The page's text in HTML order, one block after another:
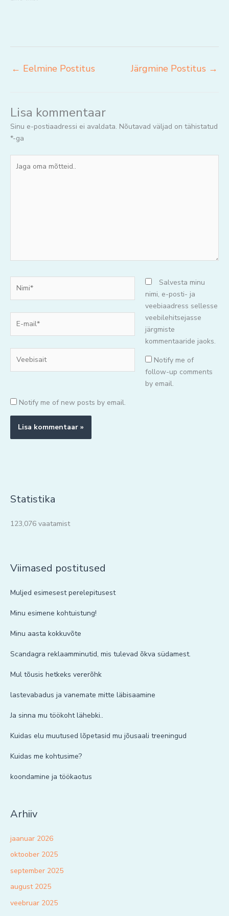
← Eelmine Postitus Järgmine Postitus →
Lisa kommentaar
Sinu e-postiaadressi ei avaldata. Nõutavad väljad on tähistatud
*-ga
oma
mail*
Salvesta minu
nimi, e-posti- ja
veebiaadress sellesse
veebilehitsejasse
järgmiste
kommentaaride jaoks.
Notify me of
follow-up comments
by email.
Notify me of new posts by email.
Statistika
123,076 vaatamist
Viimased postitused
Muljed esimesest perelepitusest
Minu esimene kohtuistung!
Minu aasta kokkuvõte
Scandagra reklaamminutid, mis tulevad õkva südamest.
Mul tõusis hetkeks vererõhk
lastevabadus ja vanemate mitte läbisaamine
Ja sinna mu töökoht lähebki..
Kuidas elu muutused lõpetasid mu jõusaali treeningud
Kuidas me kohtusime?
koondamine ja töökaotus
Arhiiv
jaanuar 2026
oktoober 2025
september 2025
august 2025
veebruar 2025